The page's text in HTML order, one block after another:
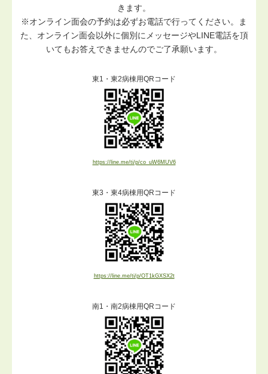
きます。
※オンライン面会の予約は必ずお電話で行ってください。ま
た、オンライン面会以外に個別にメッセージやLINE電話を頂
いてもお答えできませんのでご了承願います。
東1・東2病棟用QRコード
https://line.me/ti/p/co_uW6MUV6
東3・東4病棟用QRコード
https://line.me/ti/p/OT1kGXSX2t
南1・南2病棟用QRコード